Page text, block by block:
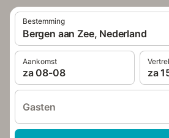
Bestemming
Bergen aan Zee, Nederland
Aankomst
za 08-08 za
Gasten